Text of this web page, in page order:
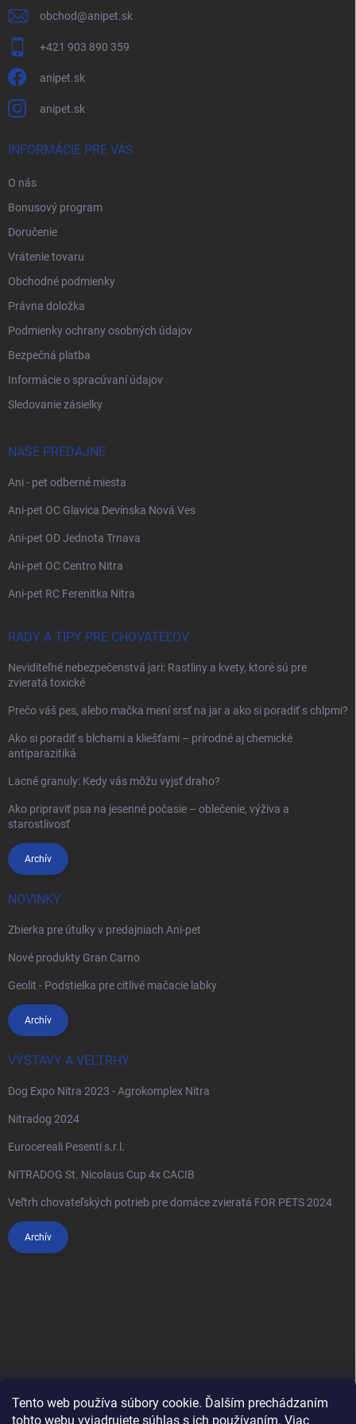
Tento web používa súbory cookie. Ďalším prechádzaním
tohto webu vyjadrujete súhlas s ich používaním. Viac
obchod@anipet.sk
+421 903 890 359
anipet.sk
anipet.sk
INFORMÁCIE PRE VÁS
O nás
Bonusový program
Doručenie
Vrátenie tovaru
Obchodné podmienky
Právna doložka
Podmienky ochrany osobných údajov
Bezpečná platba
Informácie o spracúvaní údajov
Sledovanie zásielky
NAŠE PREDAJNE
Ani - pet odberné miesta
Ani-pet OC Glavica Devínska Nová Ves
Ani-pet OD Jednota Trnava
Ani-pet OC Centro Nitra
Ani-pet RC Ferenitka Nitra
RADY A TIPY PRE CHOVATEĽOV
Neviditeľné nebezpečenstvá jari: Rastliny a kvety, ktoré sú pre
zvieratá toxické
Prečo váš pes, alebo mačka mení srsť na jar a ako si poradiť s chlpmi?
Ako si poradiť s blchami a kliešťami – prírodné aj chemické
antiparazitiká
Lacné granuly: Kedy vás môžu vyjsť draho?
Ako pripraviť psa na jesenné počasie – oblečenie, výživa a
starostlivosť
Archív
NOVINKY
Zbierka pre útulky v predajniach Ani-pet
Nové produkty Gran Carno
Geolit - Podstielka pre citlivé mačacie labky
Archív
VÝSTAVY A VELTRHY
Dog Expo Nitra 2023 - Agrokomplex Nitra
Nitradog 2024
Eurocereali Pesenti s.r.l.
NITRADOG St. Nicolaus Cup 4x CACIB
Veľtrh chovateľských potrieb pre domáce zvieratá FOR PETS 2024
Archív